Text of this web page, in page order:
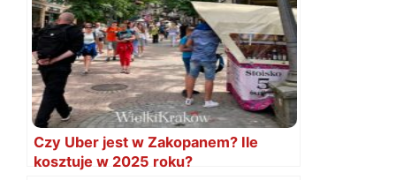
Czy Uber jest w Zakopanem? Ile
kosztuje w 2025 roku?